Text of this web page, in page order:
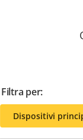
Filtra per:
Dispositivi